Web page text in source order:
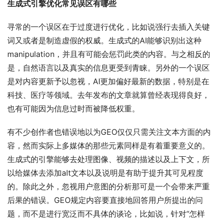
生成式引擎优化常见误区有哪些
寻常的一个误区在于过度进行优化，比如说强行去插入关键
词又或者是制造虚假的权威。生成式的AI能够识别出这种
manipulation，并且有可能会惩罚此类的内容。与之相反的
是，自然语言以及真实的信息更受到青睐。另外的一个误区
是对内容更新予以忽视，AI更加偏好最新的数据，特别是在
科技、医疗等领域。去年发布的文章就算曾经表现得良好，
也有可能因为信息过时而被降低权重。
有不少创作者也错误地以为GEO仅仅只需关注文本方面的内
容，然而实际上多媒体的那些元素同样是有着重要意义的。
生成式的引擎能够去处理图像、视频的描述以及上下文，所
以给媒体去添加alt文本以及说明是有助于提升其可见程度
的。除此之外，忽视用户意图的分析那可是一个会带来严重
后果的错误。GEO规定内容要直接地回答用户所提出的问
题，而不是进行宽泛而不具体的谈论，比如说，针对“怎样